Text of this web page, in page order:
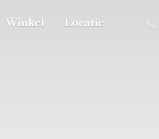
Winkel Locatie